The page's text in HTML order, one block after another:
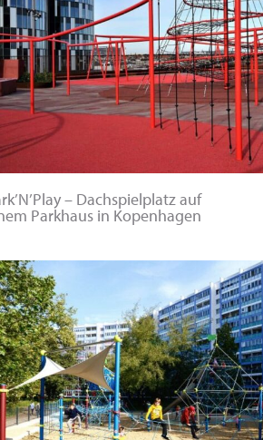
– Dachspielplatz auf
Parkhaus in Kopenhagen